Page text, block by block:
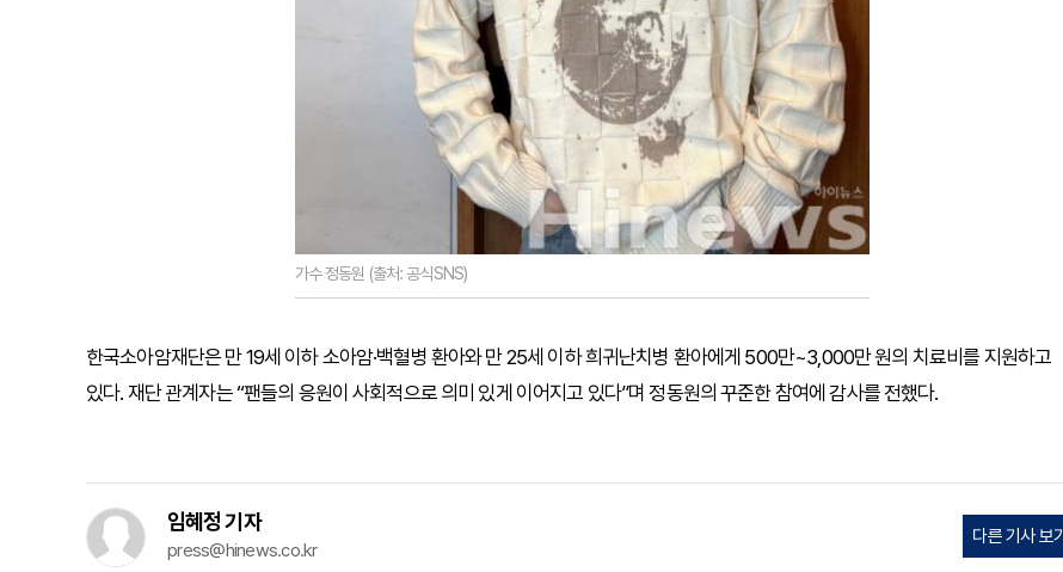
가수 정동원 (출처: 공식SNS)
한국소아암재단은 만 19세 이하 소아암·백혈병 환아와 만 25세 이하 희귀난치병 환아에게 500만~3,000만 원의 치료비를 지원하고
있다. 재단 관계자는 “팬들의 응원이 사회적으로 의미 있게 이어지고 있다”며 정동원의 꾸준한 참여에 감사를 전했다.
임혜정 기자
press@hinews.co.kr
다른 기사 보기